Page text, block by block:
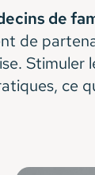
de
de
Stimuler
ce